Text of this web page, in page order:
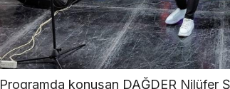
Programda konuşan DAĞDER Nilüfer